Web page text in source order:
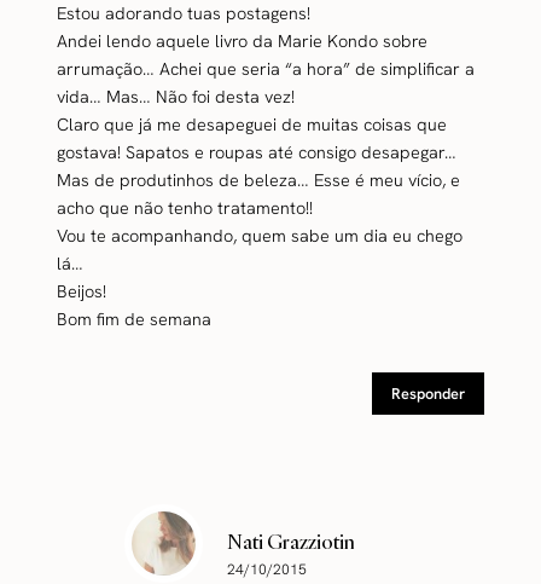
Estou adorando tuas postagens!
Andei lendo aquele livro da Marie Kondo sobre
arrumação… Achei que seria “a hora” de simplificar a
vida… Mas… Não foi desta vez!
Claro que já me desapeguei de muitas coisas que
gostava! Sapatos e roupas até consigo desapegar…
Mas de produtinhos de beleza… Esse é meu vício, e
acho que não tenho tratamento!!
Vou te acompanhando, quem sabe um dia eu chego
lá…
Beijos!
Bom fim de semana
Responder
Nati Grazziotin
24/10/2015